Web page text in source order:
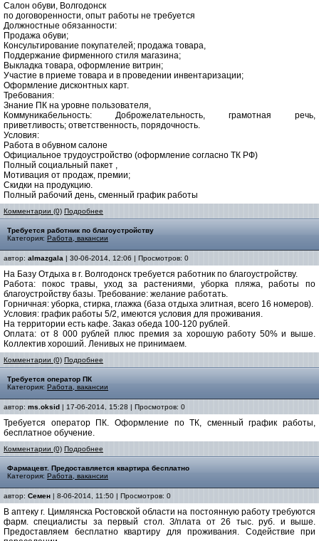
Салон обуви, Волгодонск
по договоренности, опыт работы не требуется
Должностные обязанности:
Продажа обуви;
Консультирование покупателей; продажа товара,
Поддержание фирменного стиля магазина;
Выкладка товара, оформление витрин;
Участие в приеме товара и в проведении инвентаризации;
Оформление дисконтных карт.
Требования:
Знание ПК на уровне пользователя,
Коммуникабельность: Доброжелательность, грамотная речь,
приветливость; ответственность, порядочность.
Условия:
Работа в обувном салоне
Официальное трудоустройство (оформление согласно ТК РФ)
Полный социальный пакет ,
Мотивация от продаж, премии;
Скидки на продукцию.
Полный рабочий день, сменный график работы
Комментарии (0) Подробнее
Требуется работник по благоустройству
Категория: Работа, вакансии
автор: almazgala | 30-06-2014, 12:06 | Просмотров: 0
На Базу Отдыха в г. Волгодонск требуется работник по благоустройству.
Работа: покос травы, уход за растениями, уборка пляжа, работы по
благоустройству базы. Требование: желание работать.
Горничная: уборка, стирка, глажка (база отдыха элитная, всего 16 номеров).
Условия: график работы 5/2, имеются условия для проживания.
На территории есть кафе. Заказ обеда 100-120 рублей.
Оплата: от 8 000 рублей плюс премия за хорошую работу 50% и выше.
Коллектив хороший. Ленивых не принимаем.
Комментарии (0) Подробнее
Требуется оператор ПК
Категория: Работа, вакансии
автор: ms.oksid | 17-06-2014, 15:28 | Просмотров: 0
Требуется оператор ПК. Оформление по ТК, сменный график работы,
бесплатное обучение.
Комментарии (0) Подробнее
Фармацевт. Предоставляется квартира бесплатно
Категория: Работа, вакансии
автор: Семен | 8-06-2014, 11:50 | Просмотров: 0
В аптеку г. Цимлянска Ростовской области на постоянную работу требуются
фарм. специалисты за первый стол. З/плата от 26 тыс. руб. и выше.
Предоставляем бесплатно квартиру для проживания. Содействие при